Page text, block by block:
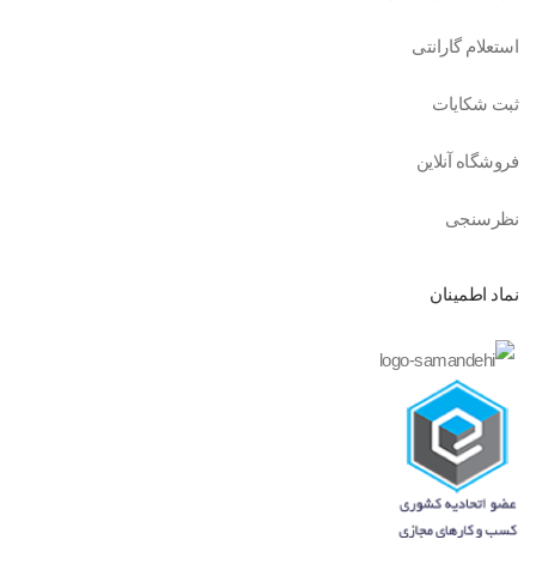
استعلام گارانتی
ثبت شکایات
فروشگاه آنلاین
نظرسنجی
نماد اطمینان